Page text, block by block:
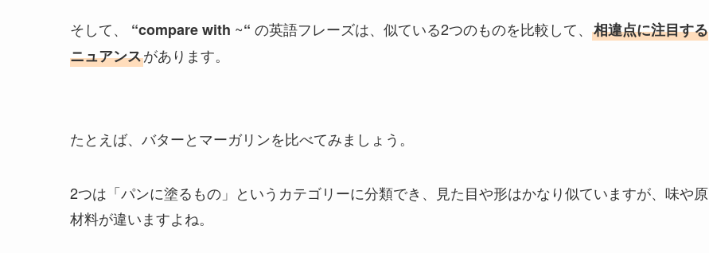
そして、 “compare with ~“ の英語フレーズは、似ている2つのものを比較して、 相違点に注目する
ニュアンスがあります。
たとえば、バターとマーガリンを比べてみましょう。
2つは「パンに塗るもの」というカテゴリーに分類でき、見た目や形はかなり似ていますが、味や原
材料が違いますよね。